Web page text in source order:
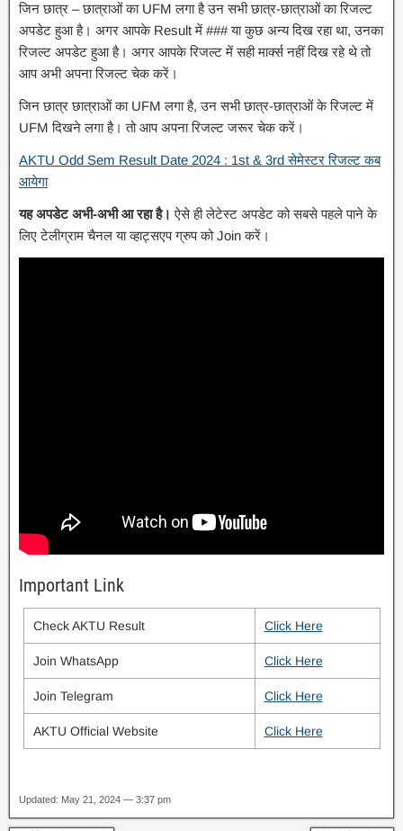
जिन छात्र – छात्राओं का UFM लगा है उन सभी छात्र-छात्राओं का रिजल्ट
अपडेट हुआ है। अगर आपके Result में ### या कुछ अन्य दिख रहा था, उनका
रिजल्ट अपडेट हुआ है। अगर आपके रिजल्ट में सही मार्क्स नहीं दिख रहे थे तो
आप अभी अपना रिजल्ट चेक करें।
जिन छात्र छात्राओं का UFM लगा है, उन सभी छात्र-छात्राओं के रिजल्ट में
UFM दिखने लगा है। तो आप अपना रिजल्ट जरूर चेक करें।
AKTU Odd Sem Result Date 2024 : 1st & 3rd सेमेस्टर रिजल्ट कब
आयेगा
यह अपडेट अभी-अभी आ रहा है। ऐसे ही लेटेस्ट अपडेट को सबसे पहले पाने के
लिए टेलीग्राम चैनल या व्हाट्सएप ग्रुप को Join करें।
Important Link
Check AKTU Result Click Here
Join WhatsApp Click Here
Join Telegram Click Here
AKTU Official Website Click Here
Updated: May 21, 2024 — 3:37 pm